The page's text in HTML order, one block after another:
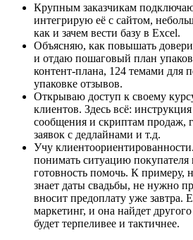
Крупным заказчикам
интегрирую её с сайтом,
как и зачем вести базу в Excel.
Объясняю, как повышать
и отдаю пошаговый план
контент-плана, 124 темами для
упаковке отзывов.
Открываю доступ к своему
клиентов. Здесь всё:
сообщения и скриптам продаж,
заявок с дедлайнами и т.д.
Учу
понимать ситуацию покупателя
готовность помочь. К примеру,
знает даты свадьбы, не нужно
вносит предоплату уже завтра.
маркетинг, и она найдет
будет терпеливее и тактичнее.